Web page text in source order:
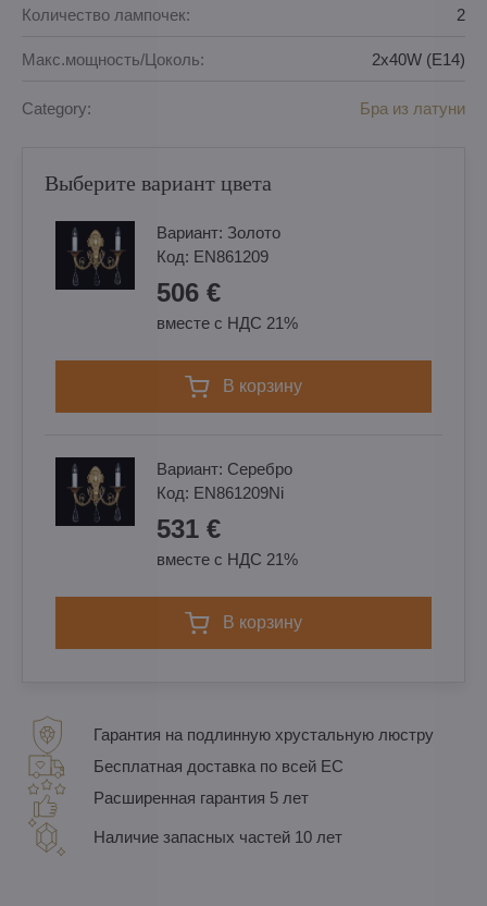
Количество лампочек: 2
Макс.мощность/Цоколь: 2x40W (E14)
Category: Бра из латуни
Выберите вариант цвета
Вариант: Золотo
Код: EN861209
506 €
вместе с НДС 21%
в корзину
Вариант: Cеребро
Код: EN861209Ni
531 €
вместе с НДС 21%
в корзину
Гарантия на подлинную хрустальную люстру
Бесплатная доставка по всей ЕС
Расширенная гарантия 5 лет
Наличие запасных частей 10 лет